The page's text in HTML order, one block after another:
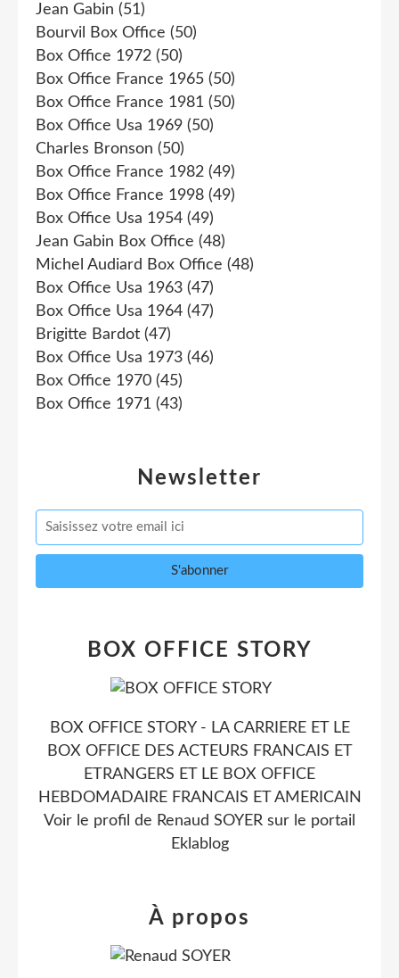
Newsletter
Jean Gabin (51)
Bourvil Box Office (50)
Box Office 1972 (50)
Box Office France 1965 (50)
Box Office France 1981 (50)
Box Office Usa 1969 (50)
Charles Bronson (50)
Box Office France 1982 (49)
Box Office France 1998 (49)
Box Office Usa 1954 (49)
Jean Gabin Box Office (48)
Michel Audiard Box Office (48)
Box Office Usa 1963 (47)
Box Office Usa 1964 (47)
Brigitte Bardot (47)
Box Office Usa 1973 (46)
Box Office 1970 (45)
Box Office 1971 (43)
BOX OFFICE STORY
BOX OFFICE STORY - LA CARRIERE ET LE
BOX OFFICE DES ACTEURS FRANCAIS ET
ETRANGERS ET LE BOX OFFICE
HEBDOMADAIRE FRANCAIS ET AMERICAIN
Voir le profil de Renaud SOYER sur le portail
Eklablog
À propos